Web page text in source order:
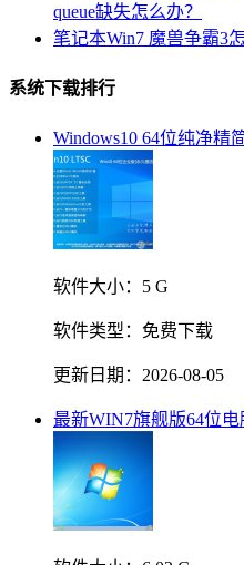
queue缺失怎么办？
笔记本Win7 魔兽争霸3
系统下载排行
Windows10 64位纯净精
软件大小： 5 G
软件类型： 免费下载
更新日期： 2026-08-05
最新WIN7旗舰版64位